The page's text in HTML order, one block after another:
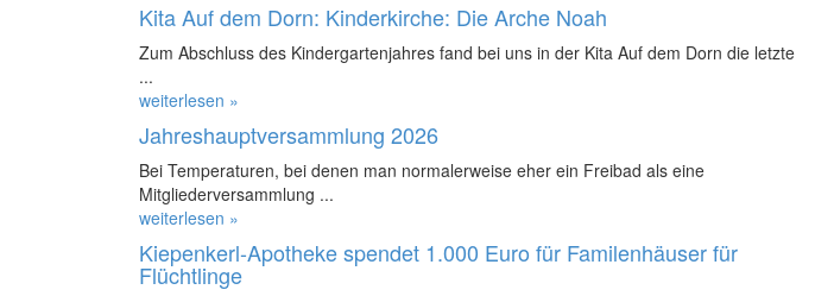
Kita Auf dem Dorn: Kinderkirche: Die Arche Noah
Zum Abschluss des Kindergartenjahres fand bei uns in der Kita Auf dem Dorn die letzte
...
weiterlesen »
Jahreshauptversammlung 2026
Bei Temperaturen, bei denen man normalerweise eher ein Freibad als eine
Mitgliederversammlung ...
weiterlesen »
Kiepenkerl-Apotheke spendet 1.000 Euro für Familenhäuser für
Flüchtlinge